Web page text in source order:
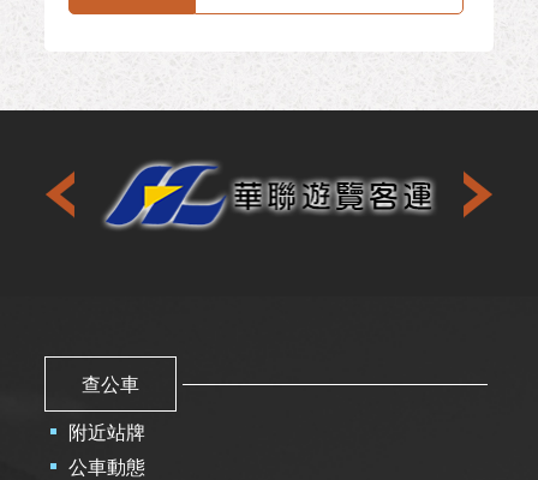
查公車
附近站牌
公車動態